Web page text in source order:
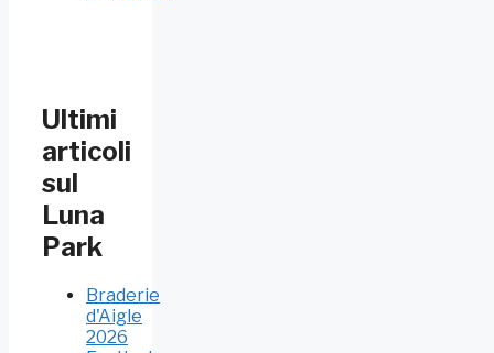
Ultimi
articoli
sul
Luna
Park
Braderie
d'Aigle
2026